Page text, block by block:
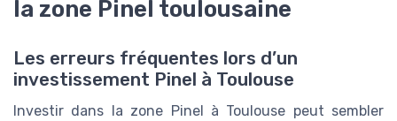
la zone Pinel toulousaine
Les erreurs fréquentes lors d’un
investissement Pinel à Toulouse
Investir dans la zone Pinel à Toulouse peut sembler